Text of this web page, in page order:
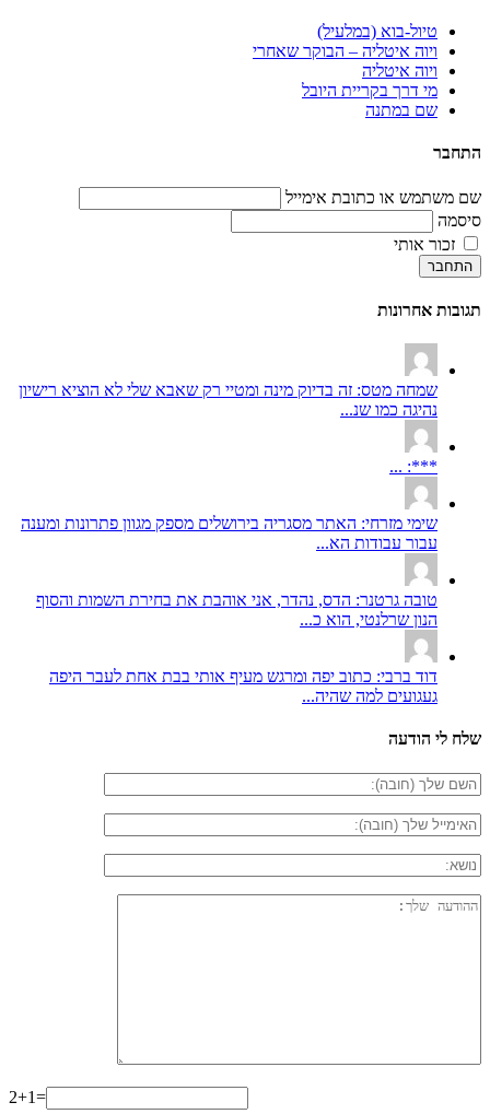
טיול-בוא (במלעיל)
ויוה איטליה – הבוקר שאחרי
ויוה איטליה
מי דרך בקריית היובל
שם במתנה
התחבר
שם משתמש או כתובת אימייל
סיסמה
זכור אותי
התחבר
תגובות אחרונות
שמחה מטס: זה בדיוק מינה ומטיי רק שאבא שלי לא הוציא רישיון
נהיגה כמו שנ...
***: ...
שימי מזרחי: האתר מסגריה בירושלים מספק מגוון פתרונות ומענה
עבור עבודות הא...
טובה גרטנר: הדס, נהדר, אני אוהבת את בחירת השמות והסוף
הנון שרלנטי, הוא כ...
דוד ברבי: כתוב יפה ומרגש מעיף אותי בבת אחת לעבר היפה
געגועים למה שהיה...
שלח לי הודעה
2+1=